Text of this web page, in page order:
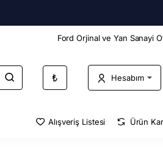
Ford Orjinal ve Yan Sanayi
₺ Hesabım
Alışveriş Listesi Ürün